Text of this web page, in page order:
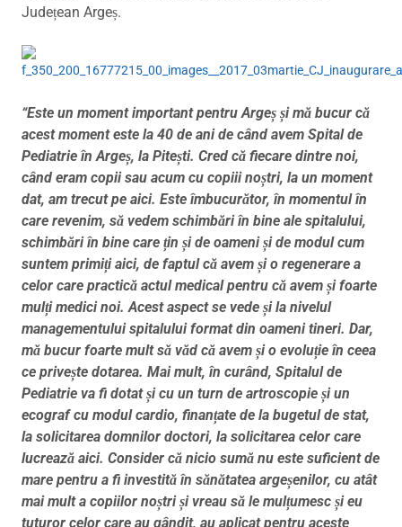
Județean Argeș.
“Este un moment important pentru Argeș și mă bucur că
acest moment este la 40 de ani de când avem Spital de
Pediatrie în Argeș, la Pitești. Cred că fiecare dintre noi,
când eram copii sau acum cu copiii noștri, la un moment
dat, am trecut pe aici. Este îmbucurător, în momentul în
care revenim, să vedem schimbări în bine ale spitalului,
schimbări în bine care țin și de oameni și de modul cum
suntem primiți aici, de faptul că avem și o regenerare a
celor care practică actul medical pentru că avem și foarte
mulți medici noi. Acest aspect se vede și la nivelul
managementului spitalului format din oameni tineri. Dar,
mă bucur foarte mult să văd că avem și o evoluție în ceea
ce privește dotarea. Mai mult, în curând, Spitalul de
Pediatrie va fi dotat și cu un turn de artroscopie și un
ecograf cu modul cardio, finanțate de la bugetul de stat,
la solicitarea domnilor doctori, la solicitarea celor care
lucrează aici. Consider că nicio sumă nu este suficient de
mare pentru a fi investită în sănătatea argeșenilor, cu atât
mai mult a copiilor noștri și vreau să le mulțumesc și eu
tuturor celor care au gândit, au aplicat pentru aceste